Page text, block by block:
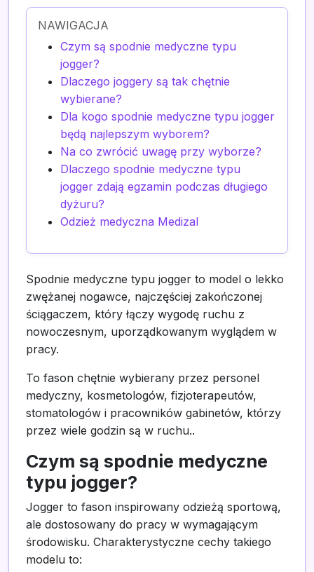
NAWIGACJA
Czym są spodnie medyczne typu
jogger?
Dlaczego joggery są tak chętnie
wybierane?
Dla kogo spodnie medyczne typu jogger
będą najlepszym wyborem?
Na co zwrócić uwagę przy wyborze?
Dlaczego spodnie medyczne typu
jogger zdają egzamin podczas długiego
dyżuru?
Odzież medyczna Medizal
Spodnie medyczne typu jogger to model o lekko
zwężanej nogawce, najczęściej zakończonej
ściągaczem, który łączy wygodę ruchu z
nowoczesnym, uporządkowanym wyglądem w
pracy.
To fason chętnie wybierany przez personel
medyczny, kosmetologów, fizjoterapeutów,
stomatologów i pracowników gabinetów, którzy
przez wiele godzin są w ruchu..
Czym są spodnie medyczne
typu jogger?
Jogger to fason inspirowany odzieżą sportową,
ale dostosowany do pracy w wymagającym
środowisku. Charakterystyczne cechy takiego
modelu to: